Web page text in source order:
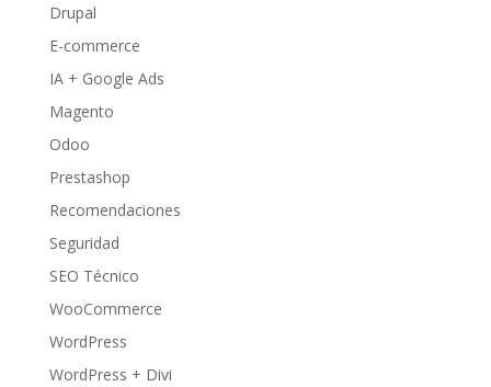
Drupal
E-commerce
IA + Google Ads
Magento
Odoo
Prestashop
Recomendaciones
Seguridad
SEO Técnico
WooCommerce
WordPress
WordPress + Divi